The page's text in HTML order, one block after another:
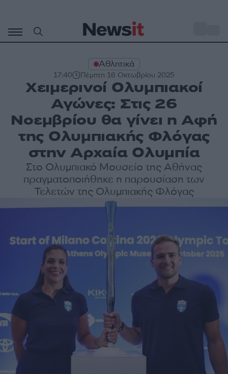
περιεχόμενο
Αθλητικά
17:40 Πέμπτη 16 Οκτωβρίου 2025
Χειμερινοί Ολυμπιακοί
Αγώνες: Στις 26
Νοεμβρίου θα γίνει η Αφή
της Ολυμπιακής Φλόγας
στην Αρχαία Ολυμπία
Στο Ολυμπιακό Μουσείο της Αθήνας
πραγματοποιήθηκε η παρουσίαση των
Τελετών της Ολυμπιακής Φλόγας